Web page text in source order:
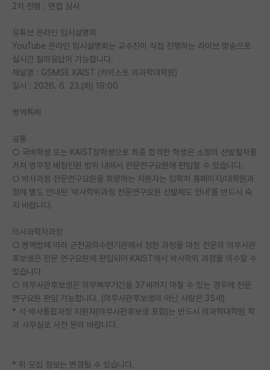
2차 전형 : 면접 심사
유튜브 온라인 입시설명회
YouTube 온라인 입시설명회는 교수진이 직접 진행하는 라이브 방송으로
실시간 질의응답이 가능합니다.
채널명 : GSMSE KAIST (카이스트 의과학대학원)
일시 : 2026. 6. 23.(화) 19:00
병역특례
공통
○ 국비학생 또는 KAIST장학생으로 최종 합격한 학생은 소정의 선발절차를
거쳐 병무청 배정인원 범위 내에서 전문연구요원에 편입할 수 있습니다.
○ 박사과정 전문연구요원을 희망하는 지원자는 입학처 홈페이지/대학원과
정에 별도 안내된 ‘박사학위과정 전문연구요원 선발제도 안내’를 반드시 숙
지 바랍니다.
의사과학자과정
○ 병역법에 따라 군전공의수련기관에서 정한 과정을 마친 전문의 의무사관
후보생은 전문 연구요원에 편입되어 KAIST에서 박사학위 과정을 이수할 수
있습니다.
○ 의무사관후보생은 의무복무기간을 37세까지 마칠 수 있는 경우에 전문
연구요원 편입 가능합니다. (의무사관후보생이 아닌 사람은 35세)
* 석·박사통합과정 지원자(의무사관후보생 포함)는 반드시 의과학대학원 학
과 사무실로 사전 문의 바랍니다.
* 위 모집 정보는 변경될 수 있습니다.